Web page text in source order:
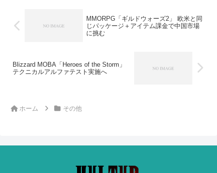
MMORPG「ギルドウォーズ2」 欧米と同
じパッケージ＋アイテム課金で中国市場
に挑む
Blizzard MOBA「Heroes of the Storm」
テクニカルアルファテスト実施へ
ホーム その他